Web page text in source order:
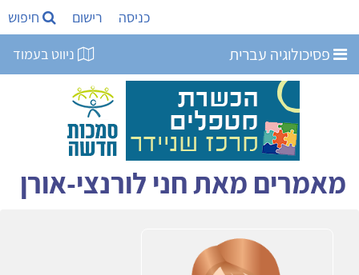
כניסה רישום חיפוש
פסיכולוגיה עברית ניווט בעמוד
מאמרים מאת חני לורנצי-אורן